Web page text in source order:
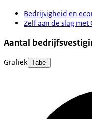
Bedrijvigheid en
Zelf aan de slag met
Aantal
Grafiek Tabel